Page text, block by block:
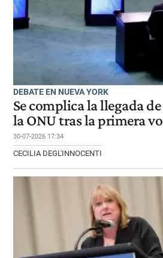
DEBATE EN NUEVA YORK
Se complica la llegada
la ONU tras la primera
30-07-2026 17:34
CECILIA DEGL'INNOCENTI